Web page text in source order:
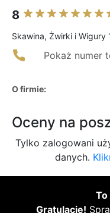
8
Skawina, Żwirki i Wigury
Pokaż numer
O firmie:
Oceny na
Tylko zalogowani
danych.
To
Gratulacje!